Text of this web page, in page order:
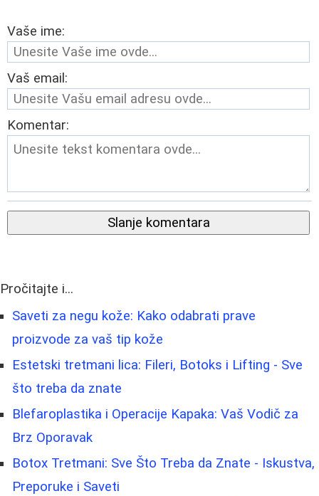
Vaše ime:
Vaš email:
Komentar:
Slanje komentara
Pročitajte i...
Saveti za negu kože: Kako odabrati prave
proizvode za vaš tip kože
Estetski tretmani lica: Fileri, Botoks i Lifting - Sve
što treba da znate
Blefaroplastika i Operacije Kapaka: Vaš Vodič za
Brz Oporavak
Botox Tretmani: Sve Što Treba da Znate - Iskustva,
Preporuke i Saveti